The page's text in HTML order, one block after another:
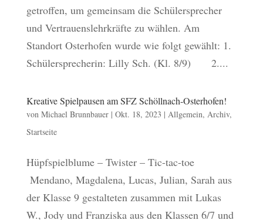
getroffen, um gemeinsam die Schülersprecher
und Vertrauenslehrkräfte zu wählen. Am
Standort Osterhofen wurde wie folgt gewählt: 1.
Schülersprecherin: Lilly Sch. (Kl. 8/9) 2....
Kreative Spielpausen am SFZ Schöllnach-Osterhofen!
von Michael Brunnbauer| Okt. 18, 2023 | Allgemein, Archiv,
Startseite
Hüpfspielblume – Twister – Tic-tac-toe
Mendano, Magdalena, Lucas, Julian, Sarah aus
der Klasse 9 gestalteten zusammen mit Lukas
W., Jody und Franziska aus den Klassen 6/7 und